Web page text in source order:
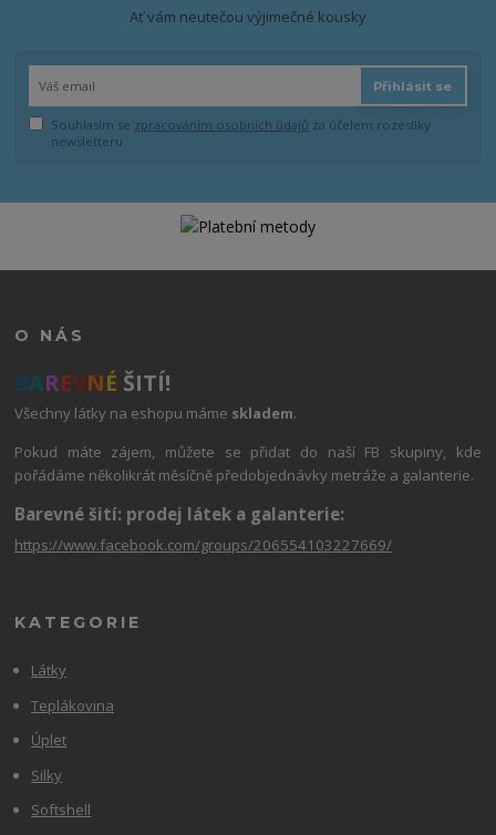
Ať vám neutečou výjimečné kousky
Přihlásit se
Souhlasím se zpracováním osobních údajů za účelem rozesílky
newsletteru.
O NÁS
BAREVNÉ ŠITÍ!
Všechny látky na eshopu máme skladem.
Pokud máte zájem, můžete se přidat do naší FB skupiny, kde
pořádáme několikrát měsíčně předobjednávky metráže a galanterie.
Barevné šití: prodej látek a galanterie:
https://www.facebook.com/groups/206554103227669/
KATEGORIE
Látky
Teplákovina
Úplet
Silky
Softshell